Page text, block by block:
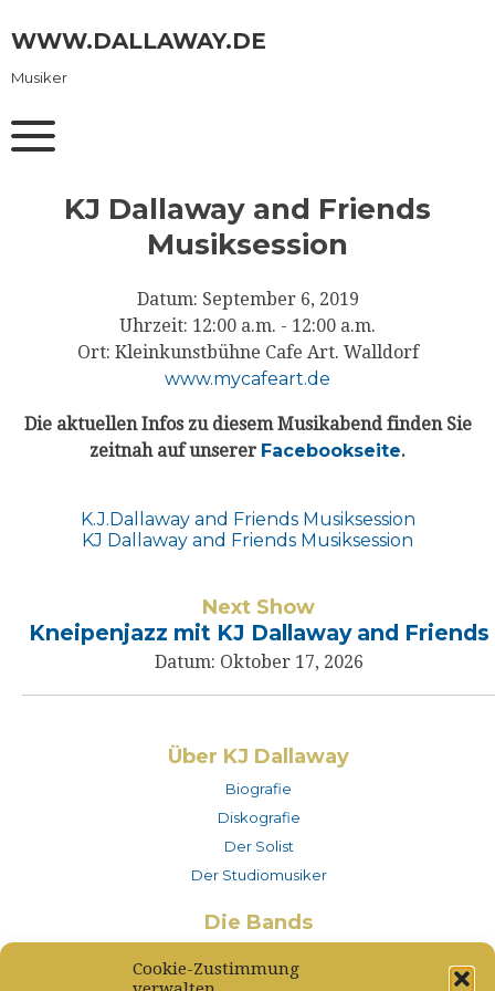
Cookie-Zustimmung
to
content
WWW.DALLAWAY.DE
Musiker
KJ Dallaway and Friends
Musiksession
Datum: September 6, 2019
Uhrzeit: 12:00 a.m. - 12:00 a.m.
Ort: Kleinkunstbühne Cafe Art. Walldorf
www.mycafeart.de
Die aktuellen Infos zu diesem Musikabend finden Sie
zeitnah auf unserer Facebookseite.
Beitragsnavigation
K.J.Dallaway and Friends Musiksession
KJ Dallaway and Friends Musiksession
Next Show
Kneipenjazz mit KJ Dallaway and Friends
Datum: Oktober 17, 2026
Über KJ Dallaway
Biografie
Diskografie
Der Solist
Der Studiomusiker
Die Bands
– MusikerINNEN